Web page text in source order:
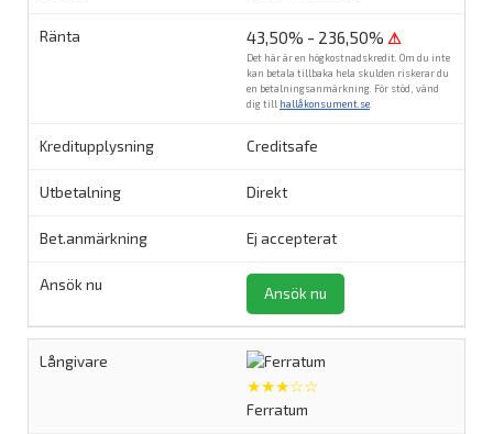
43,50% - 236,50% ⚠
Det här är en högkostnadskredit. Om du inte
kan betala tillbaka hela skulden riskerar du
en betalningsanmärkning. För stöd, vänd
dig till hallåkonsument.se
Creditsafe
Direkt
Ej accepterat
Ansök nu
★★★☆☆
Ferratum